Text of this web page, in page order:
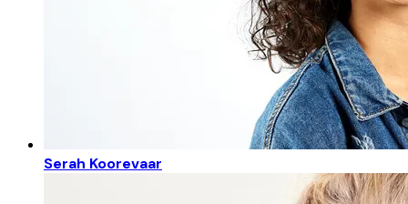
Serah Koorevaar